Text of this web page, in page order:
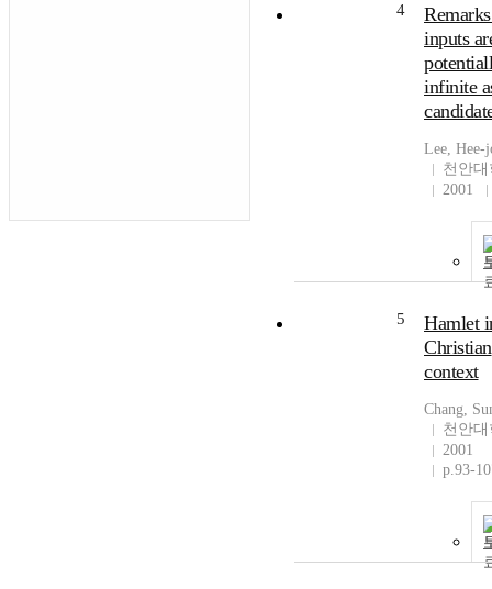
4
inputs
infinite
Lee, Hee-
천안
2001
5
Hamlet
Christian
context
Chang,
천안
2001
p.93-